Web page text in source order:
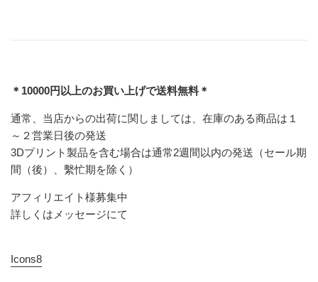
＊10000円以上のお買い上げで送料無料＊
通常、当店からの出荷に関しましては、在庫のある商品は１
～２営業日後の発送
3Dプリント製品を含む場合は通常2週間以内の発送（セール期
間（後）、繫忙期を除く）
アフィリエイト様募集中
詳しくはメッセージにて
Icons8